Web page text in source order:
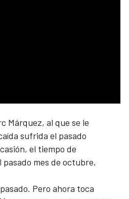
Márquez, al que se le
sufrida el pasado
el tiempo de
mes de octubre,
Pero ahora toca